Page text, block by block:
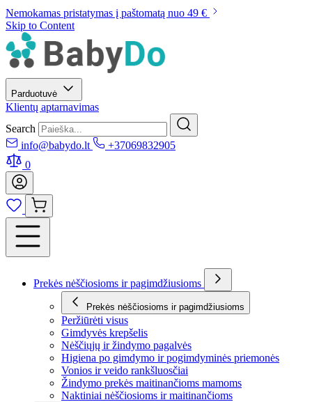
Nemokamas pristatymas į paštomatą nuo 49 €
Skip to Content
Parduotuvė
Klientų aptarnavimas
Search
info@babydo.lt
+37069832905
0
Prekės nėščiosioms ir pagimdžiusioms
Prekės nėščiosioms ir pagimdžiusioms
Peržiūrėti visus
Gimdyvės krepšelis
Nėščiųjų ir žindymo pagalvės
Higiena po gimdymo ir pogimdyminės priemonės
Vonios ir veido rankšluosčiai
Žindymo prekės maitinančioms mamoms
Naktiniai nėščiosioms ir maitinančioms